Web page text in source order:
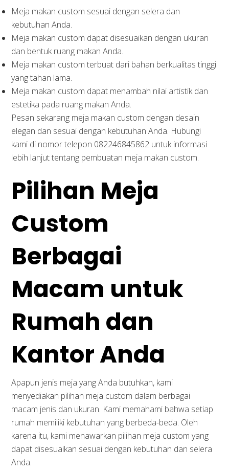
Meja makan custom sesuai dengan selera dan
kebutuhan Anda.
Meja makan custom dapat disesuaikan dengan ukuran
dan bentuk ruang makan Anda.
Meja makan custom terbuat dari bahan berkualitas tinggi
yang tahan lama.
Meja makan custom dapat menambah nilai artistik dan
estetika pada ruang makan Anda.
Pesan sekarang meja makan custom dengan desain
elegan dan sesuai dengan kebutuhan Anda. Hubungi
kami di nomor telepon 082246845862 untuk informasi
lebih lanjut tentang pembuatan meja makan custom.
Pilihan Meja
Custom
Berbagai
Macam untuk
Rumah dan
Kantor Anda
Apapun jenis meja yang Anda butuhkan, kami
menyediakan pilihan meja custom dalam berbagai
macam jenis dan ukuran. Kami memahami bahwa setiap
rumah memiliki kebutuhan yang berbeda-beda. Oleh
karena itu, kami menawarkan pilihan meja custom yang
dapat disesuaikan sesuai dengan kebutuhan dan selera
Anda.